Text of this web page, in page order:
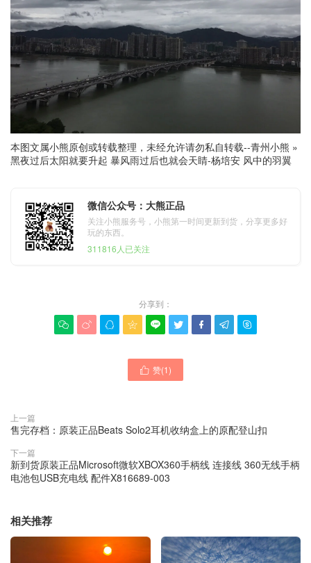
本图文属小熊原创或转载整理，未经允许请勿私自转载--青州小熊 »
黑夜过后太阳就要升起 暴风雨过后也就会天睛-杨培安 风中的羽翼
微信公众号：大熊正品
关注小熊服务号，小熊第一时间更新到货，分享更多好
玩的东西。
311816人已关注
分享到：
        
 赞(1)
上一篇
售完存档：原装正品Beats Solo2耳机收纳盒上的原配登山扣
下一篇
新到货原装正品Microsoft微软XBOX360手柄线 连接线 360无线手柄
电池包USB充电线 配件X816689-003
相关推荐